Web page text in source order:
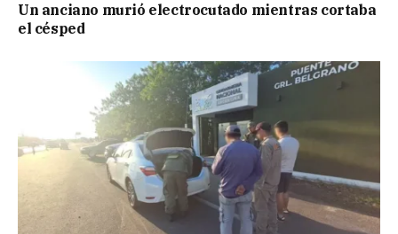
Un anciano murió electrocutado mientras cortaba
el césped